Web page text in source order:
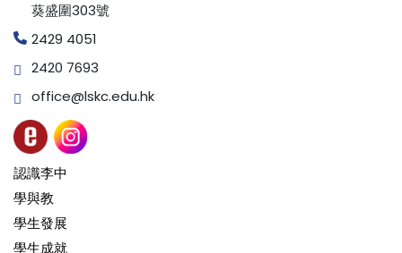
葵盛圍303號
2429 4051
2420 7693
office@lskc.edu.hk
認識李中
學與教
學生發展
學生成就